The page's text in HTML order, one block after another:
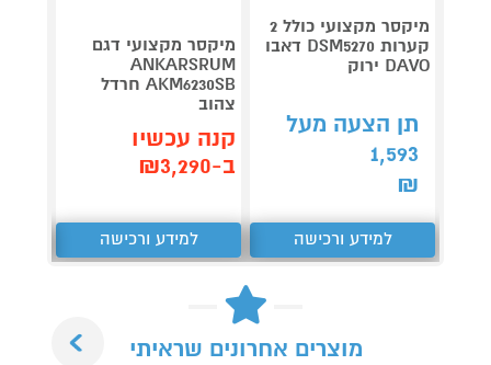
מיקסר מקצועי כולל 2
קערות DSM5270 דאבו
DAVO ירוק
תן הצעה מעל
1,593
₪
למידע ורכישה
מיקסר מקצועי דגם
ANKARSRUM
AKM6230SB חרדל
צהוב
קנה עכשיו
ב-₪3,290
למידע ורכישה
מוצרים אחרונים שראיתי